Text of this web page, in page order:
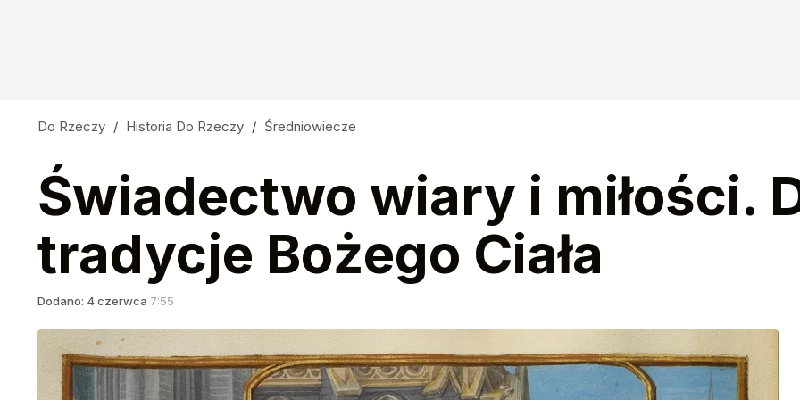
Do Rzeczy / Historia Do Rzeczy / Średniowiecze
Świadectwo wiary i miłości.
tradycje Bożego Ciała
Dodano: 4czerwca 7:55